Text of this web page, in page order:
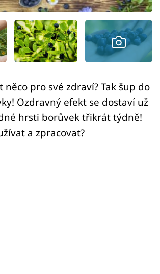
něco pro své zdraví? Tak šup do
Ozdravný efekt se dostaví už
hrsti borůvek třikrát týdně!
a zpracovat?